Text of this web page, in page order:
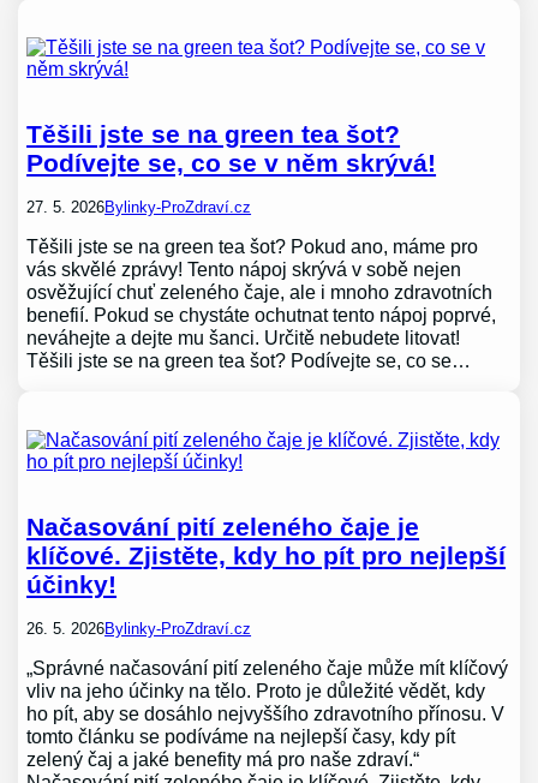
Těšili jste se na green tea šot?
Podívejte se, co se v něm skrývá!
27. 5. 2026Bylinky-ProZdraví.cz
Těšili jste se na green tea šot? Pokud ano, máme pro
vás skvělé zprávy! Tento nápoj skrývá v sobě nejen
osvěžující chuť zeleného čaje, ale i mnoho zdravotních
benefií. Pokud se chystáte ochutnat tento nápoj poprvé,
neváhejte a dejte mu šanci. Určitě nebudete litovat!
Těšili jste se na green tea šot? Podívejte se, co se…
Načasování pití zeleného čaje je
klíčové. Zjistěte, kdy ho pít pro nejlepší
účinky!
26. 5. 2026Bylinky-ProZdraví.cz
„Správné načasování pití zeleného čaje může mít klíčový
vliv na jeho účinky na tělo. Proto je důležité vědět, kdy
ho pít, aby se dosáhlo nejvyššího zdravotního přínosu. V
tomto článku se podíváme na nejlepší časy, kdy pít
zelený čaj a jaké benefity má pro naše zdraví.“